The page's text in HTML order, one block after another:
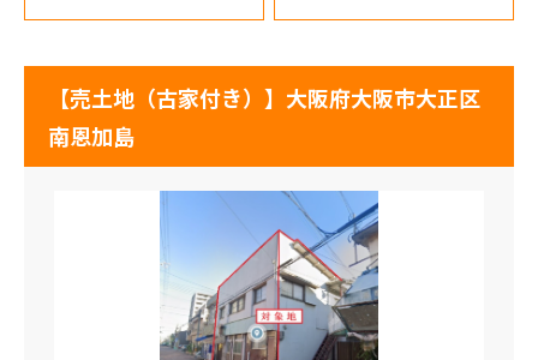
【売土地（古家付き）】大阪府大阪市大正区
南恩加島